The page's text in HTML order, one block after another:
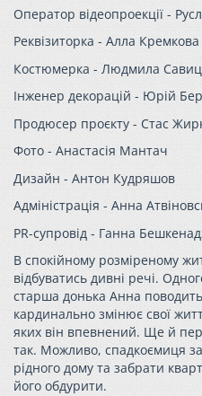
Оператор відеопроекції -
Реквізиторка - Алла Кремкова
Костюмерка - Людмила
Інженер декорацій - Юрій
Продюсер проєкту - Стас
Фото - Анастасія Мантач
Дизайн - Антон Кудряшов
Адміністрація - Анна
PR-супровід - Ганна
В спокійному розміреному
відбуватись дивні речі.
старша донька Анна
кардинально змінює свої
яких він впевнений. Ще й
так. Можливо, спадкоємиця
рідного дому та забрати
його обдурити.